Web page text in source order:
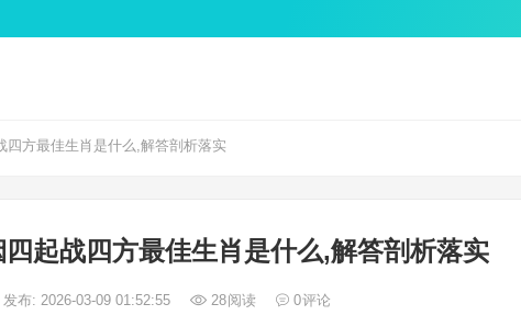
四方最佳生肖是什么,解答剖析落实
起战四方最佳生肖是什么,解答剖析落实
发布: 2026-03-09 01:52:55 28阅读 0评论